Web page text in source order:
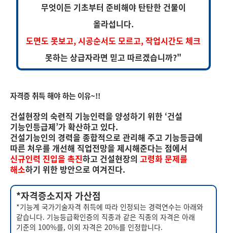
무엇이든 기초부터 준비해야 탄탄한 건물이
올라섭니다.
도면도 못보고, 시공순서도 모르고, 작업시간도 체크
못하는 상급자라면 믿고 따르겠습니까?"
자격증 취득 해야 하는 이유~!!
건설현장의 숙련직 기능인력을 양성하기 위한 ‘건설
기능인등급제’가 확산하고 있다.
건설기능인의 경력을 종합적으로 관리해 주고 기능등급에
따른 처우를 개선해 직업전망을 제시해준다는 점에서
신규인력 진입을 촉진하고 건설현장의 고령화 문제를
해소하기 위한 방안으로 여겨진다.
*자격증소지자 가산점
*기능계 국가기술자격 취득에 따라 인정되는 경력연수는 아래와
같습니다. 기능등급확인증의 직종과 같은 직종의 자격은 아래
기준의 100%를, 이외 자격은 20%를 인정합니다.